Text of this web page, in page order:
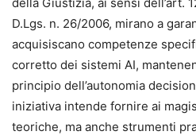
D.Lgs. n. 26/2006, mirano a
acquisiscano competenze
corretto dei sistemi AI,
principio dell’autonomia
iniziativa intende fornire ai
teoriche, ma anche strumenti